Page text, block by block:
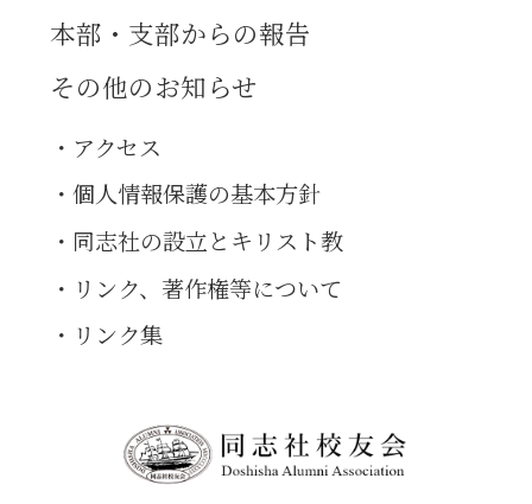
本部・支部からの報告
その他のお知らせ
アクセス
個人情報保護の基本方針
同志社の設立とキリスト教
リンク、著作権等について
リンク集